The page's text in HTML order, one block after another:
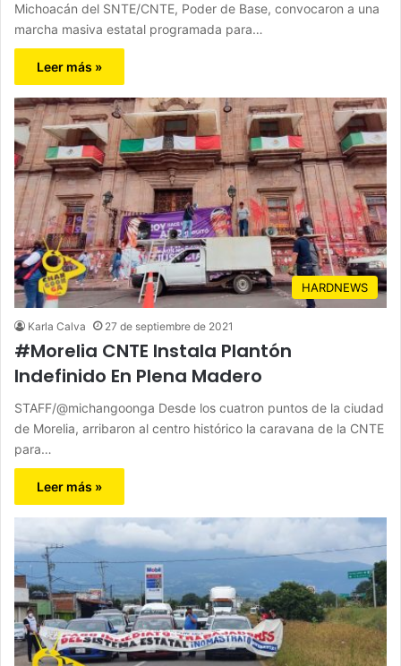
Michoacán del SNTE/CNTE, Poder de Base, convocaron a una
marcha masiva estatal programada para…
Leer más »
HARDNEWS
Karla Calva 27 de septiembre de 2021
#Morelia CNTE Instala Plantón
Indefinido En Plena Madero
STAFF/@michangoonga Desde los cuatron puntos de la ciudad
de Morelia, arribaron al centro histórico la caravana de la CNTE
para…
Leer más »